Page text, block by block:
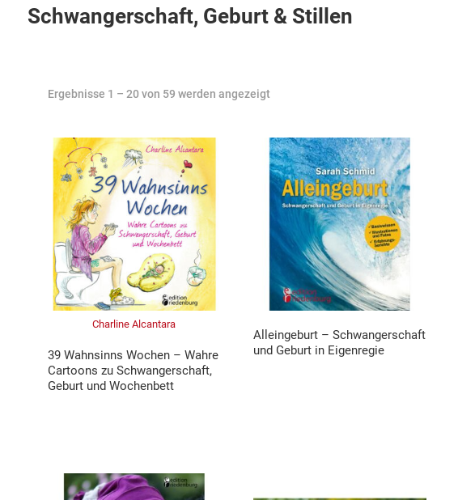
Schwangerschaft, Geburt & Stillen
Ergebnisse 1 – 20 von 59 werden angezeigt
Charline Alcantara
39 Wahnsinns Wochen – Wahre
Cartoons zu Schwangerschaft,
Geburt und Wochenbett
Alleingeburt – Schwangerschaft
und Geburt in Eigenregie